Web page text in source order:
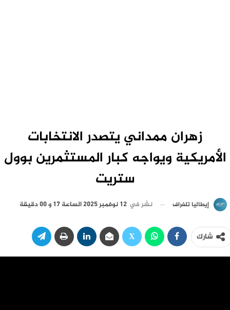
زهران ممداني يتصدر الانتخابات
الأمريكية ويواجه كبار المستثمرين بوول
ستريت
إيطاليا تلغراف نشر في 12 نوفمبر 2025 الساعة 17 و 00 دقيقة
شارك